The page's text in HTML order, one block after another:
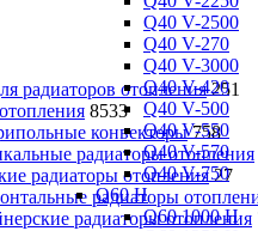
Q40 V-2500
Q40 V-270
Q40 V-3000
Q40 V-420
Q40 V-500
Q40 V-550
Q40 V-570
Q40 V-750
Q60 H
Q60 1000 H
радиаторов отопления 251
8533
конвекторы 758
радиаторы отопления
радиаторы отопления 27
радиаторы
радиаторы отопления